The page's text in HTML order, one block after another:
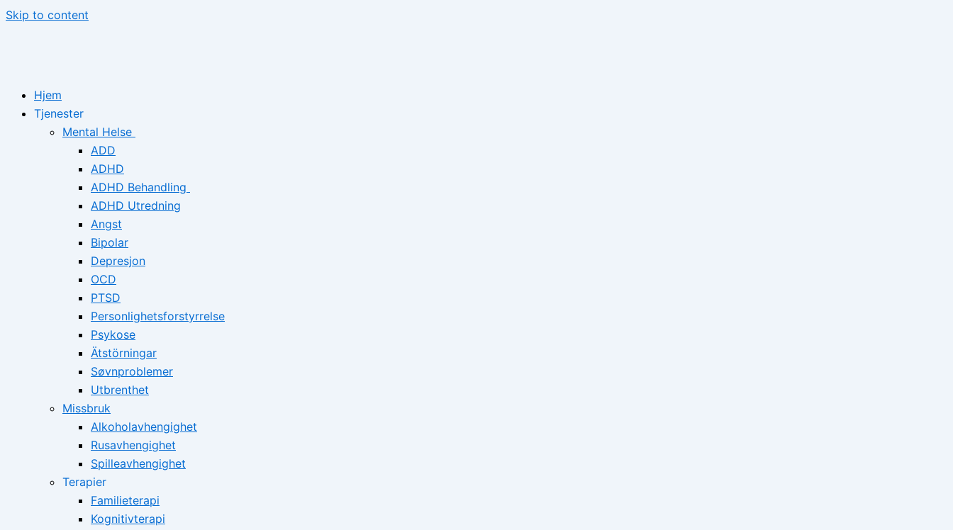
Skip to content
Hjem
Tjenester
Mental Helse
ADD
ADHD
ADHD Behandling
ADHD Utredning
Angst
Bipolar
Depresjon
OCD
PTSD
Personlighetsforstyrrelse
Psykose
Ätstörningar
Søvnproblemer
Utbrenthet
Missbruk
Alkoholavhengighet
Rusavhengighet
Spilleavhengighet
Terapier
Familieterapi
Kognitivterapi